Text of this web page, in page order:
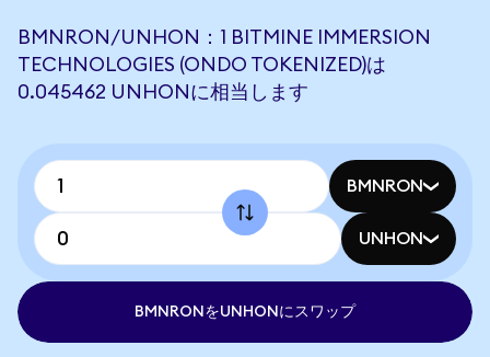
BMNRON/UNHON：1 BITMINE IMMERSION
TECHNOLOGIES (ONDO TOKENIZED)は
0.045462 UNHONに相当します
BMNRON
UNHON
BMNRONをUNHONにスワップ